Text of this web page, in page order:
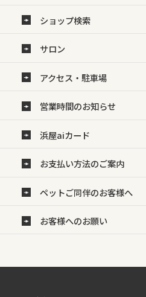
ショップ検索
サロン
アクセス・駐車場
営業時間のお知らせ
浜屋aiカード
お支払い方法のご案内
ペットご同伴のお客様へ
お客様へのお願い